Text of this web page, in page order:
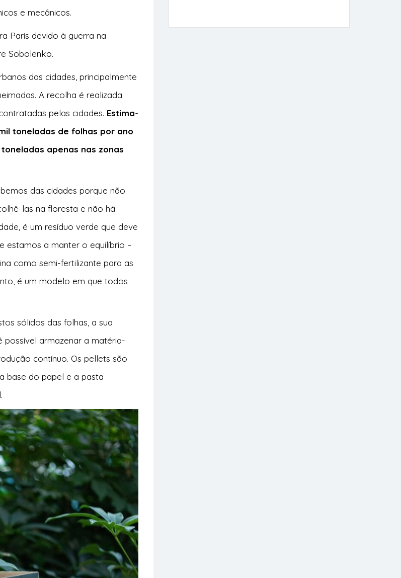
e mecânicos.
Paris devido à guerra na
Sobolenko.
das cidades, principalmente
A recolha é realizada
pelas cidades. Estima-
toneladas de folhas por ano
apenas nas zonas
das cidades porque não
las na floresta e não há
é um resíduo verde que deve
estamos a manter o equilíbrio –
como semi-fertilizante para as
é um modelo em que todos
sólidos das folhas, a sua
armazenar a matéria-
contínuo. Os pellets são
base do papel e a pasta